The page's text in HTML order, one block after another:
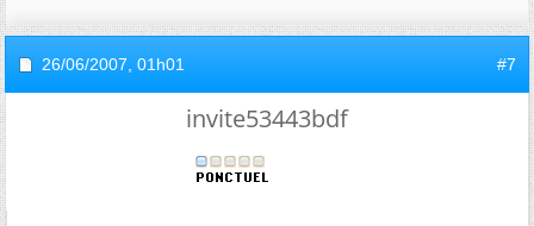
26/06/2007, 01h01 #7
invite53443bdf